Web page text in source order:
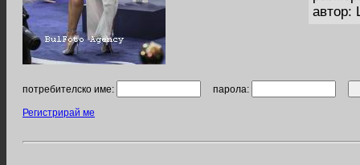
автор:
потребителско име: парола:
Регистрирай ме